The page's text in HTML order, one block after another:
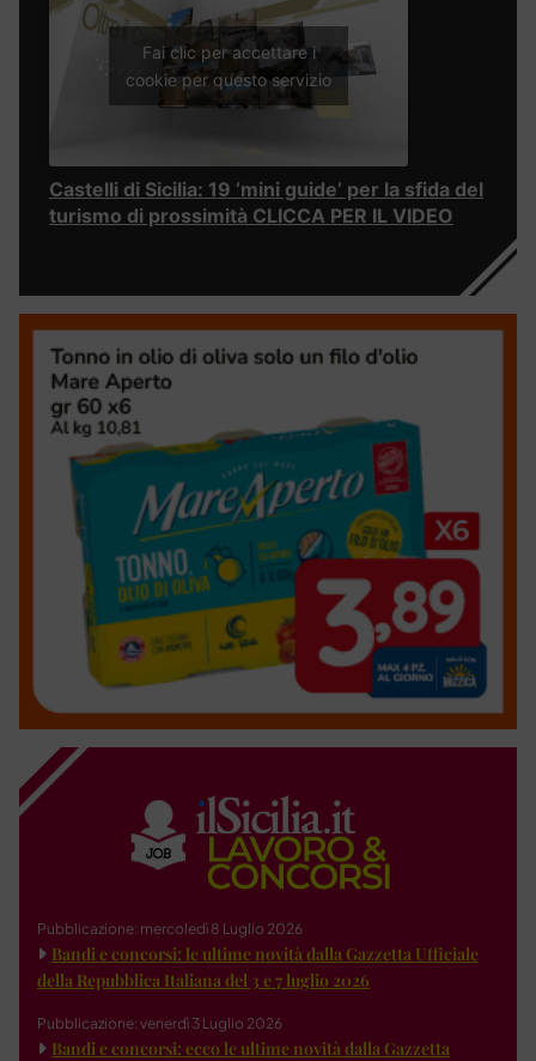
Fai clic per accettare i
cookie per questo servizio
Castelli di Sicilia: 19 ‘mini guide’ per la sfida del
turismo di prossimità CLICCA PER IL VIDEO
Pubblicazione: mercoledì 8 Luglio 2026
Bandi e concorsi: le ultime novità dalla Gazzetta Ufficiale
della Repubblica Italiana del 3 e 7 luglio 2026
Pubblicazione: venerdì 3 Luglio 2026
Bandi e concorsi: ecco le ultime novità dalla Gazzetta